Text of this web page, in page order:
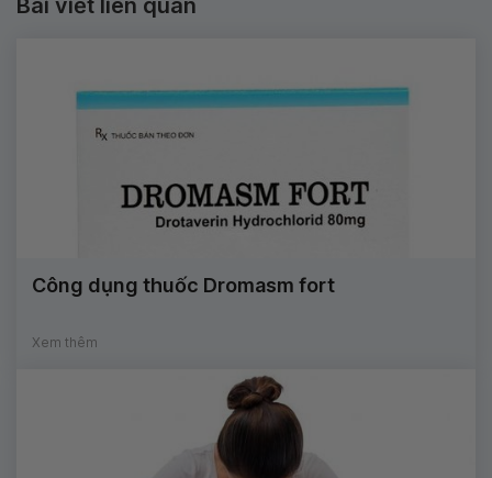
Công dụng thuốc Dromasm fort
Xem thêm